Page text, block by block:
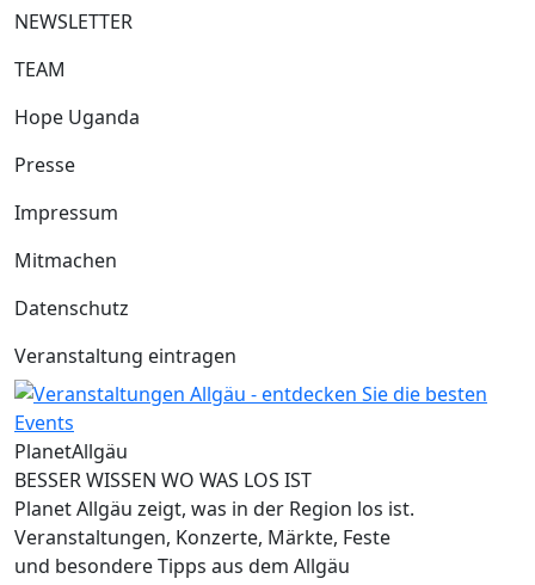
NEWSLETTER
TEAM
Hope Uganda
Presse
Impressum
Mitmachen
Datenschutz
Veranstaltung eintragen
PlanetAllgäu
BESSER WISSEN WO WAS LOS IST
Planet Allgäu zeigt, was in der Region los ist.
Veranstaltungen, Konzerte, Märkte, Feste
und besondere Tipps aus dem Allgäu